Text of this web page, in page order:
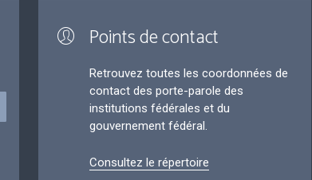
Points de contact
Retrouvez toutes les coordonnées de
contact des porte-parole des
institutions fédérales et du
gouvernement fédéral.
Consultez le répertoire